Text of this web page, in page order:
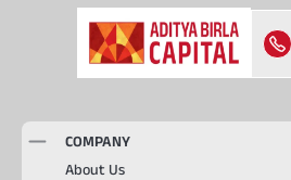
COMPANY
About Us